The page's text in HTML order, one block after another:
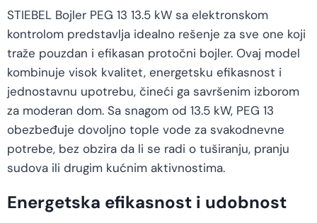
STIEBEL Bojler PEG 13 13.5 kW sa elektronskom
kontrolom predstavlja idealno rešenje za sve one koji
traže pouzdan i efikasan protočni bojler. Ovaj model
kombinuje visok kvalitet, energetsku efikasnost i
jednostavnu upotrebu, čineći ga savršenim izborom
za moderan dom. Sa snagom od 13.5 kW, PEG 13
obezbeđuje dovoljno tople vode za svakodnevne
potrebe, bez obzira da li se radi o tuširanju, pranju
sudova ili drugim kućnim aktivnostima.
Energetska efikasnost i udobnost